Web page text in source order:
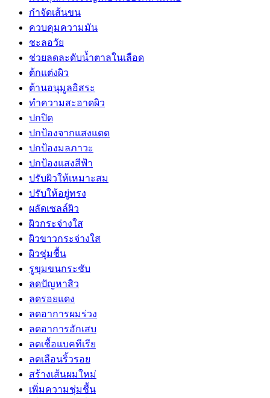
กำจัดเส้นขน
ควบคุมความมัน
ชะลอวัย
ช่วยลดละดับน้ำตาลในเลือด
ต้กแต่งผิว
ต้านอนุมูลอิสระ
ทำความสะอาดผิว
ปกปิด
ปกป้องจากแสงแดด
ปกป้องมลภาวะ
ปกป้องแสงสีฟ้า
ปรับผิวให้เหมาะสม
ปรับให้อยู่ทรง
ผลัดเซลล์ผิว
ผิวกระจ่างใส
ผิวขาวกระจ่างใส
ผิวชุ่มชื้น
รูขุมขนกระชับ
ลดปัญหาสิว
ลดรอยแดง
ลดอาการผมร่วง
ลดอาการอักเสบ
ลดเชื้อแบคทีเรีย
ลดเลือนริ้วรอย
สร้างเส้นผมใหม่
เพิ่มความชุ่มชื้น